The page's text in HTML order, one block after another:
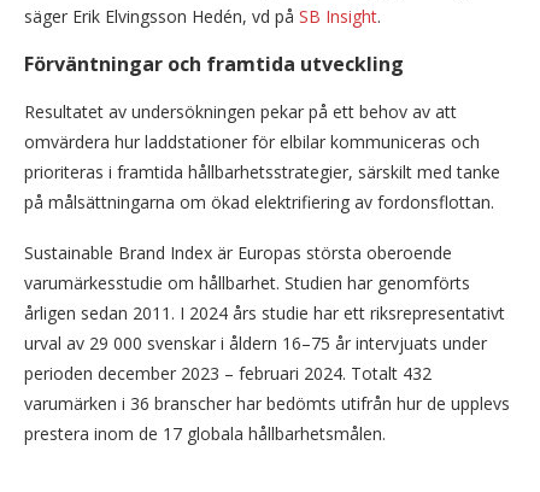
säger Erik Elvingsson Hedén, vd på SB Insight.
Förväntningar och framtida utveckling
Resultatet av undersökningen pekar på ett behov av att
omvärdera hur laddstationer för elbilar kommuniceras och
prioriteras i framtida hållbarhetsstrategier, särskilt med tanke
på målsättningarna om ökad elektrifiering av fordonsflottan.
Sustainable Brand Index är Europas största oberoende
varumärkesstudie om hållbarhet. Studien har genomförts
årligen sedan 2011. I 2024 års studie har ett riksrepresentativt
urval av 29 000 svenskar i åldern 16–75 år intervjuats under
perioden december 2023 – februari 2024. Totalt 432
varumärken i 36 branscher har bedömts utifrån hur de upplevs
prestera inom de 17 globala hållbarhetsmålen.